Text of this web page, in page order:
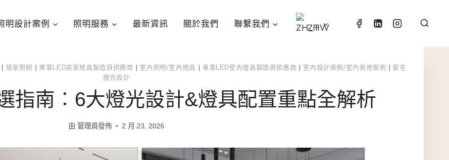
明設計案例 照明服務 最新資訊 關於我們 聯繫我們 ZH
居家照明 專業LED居家燈具製造與供應商 室內照明/室內燈具 專業LED室內燈具製造與供應商 室內設計案例/室內裝修案例
豪宅
燈光設計
指南︰6大燈光設計&燈具配置重點全解析
由 管理員發佈 2 月 23, 2026